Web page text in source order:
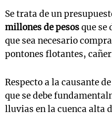
Se trata de un
millones de pesosque se
que sea necesario
pontones flotantes,
Respecto a la causante
que se debe
lluvias en la cuenca alta